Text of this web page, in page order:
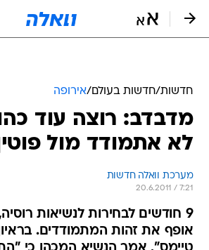
מדבדב: רוצה עוד
לא אתמודד מול
מערכת וואלה חדשות
9 חודשים לבחירות לנשיאות רוסיה,
טיימס", אמר הנשיא המכהן כי
אך "אינו יכול לדמיין" ריצה מול